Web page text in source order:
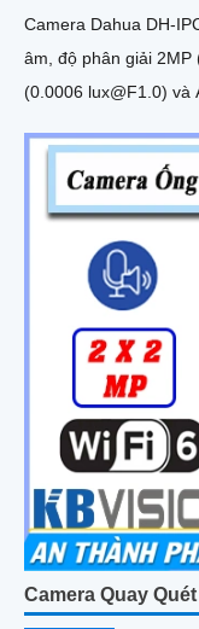
Camera Dahua DH-
âm, độ phân giải
(0.0006 lux@F1.0) và
Camera Quay